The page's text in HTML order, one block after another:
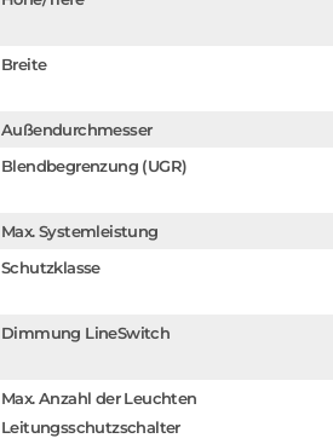
Breite
Außendurchmesser
Blendbegrenzung (UGR)
Max. Systemleistung
Schutzklasse
Dimmung LineSwitch
Max. Anzahl der Leuchten
Leitungsschutzschalter